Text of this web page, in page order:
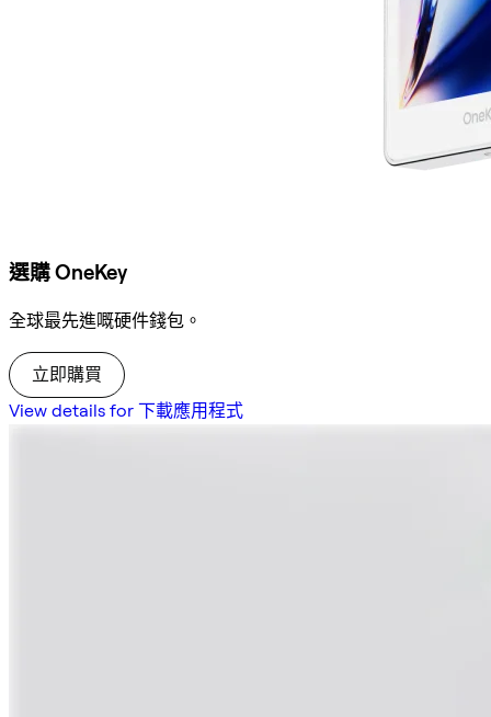
選購 OneKey
全球最先進嘅硬件錢包。
立即購買
View details for 下載應用程式